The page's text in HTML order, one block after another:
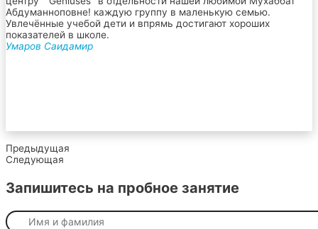
Абдуманноповне! каждую группу в маленькую семью.
Увлечённые учебой дети и впрямь достигают хороших
показателей в школе.
Умаров Саидамир
Предыдущая
Следующая
Запишитесь на пробное занятие